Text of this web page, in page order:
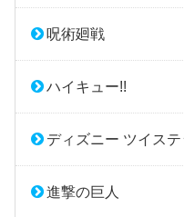
呪術廻戦
ハイキュー!!
ディズニー ツイス
進撃の巨人